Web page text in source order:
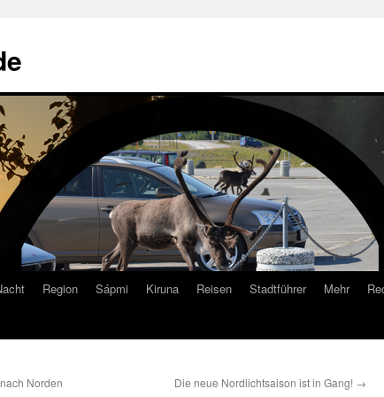
Region Sápmi Kiruna Reisen Stadtführer Mehr
Norden Die neue Nordlichtsaison ist in Gang! →